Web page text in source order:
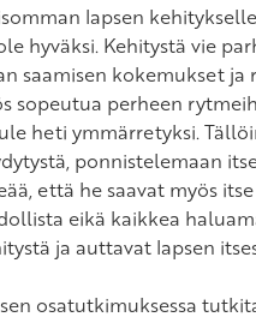
lapsen
hyväksi. Kehitystä vie
saamisen kokemukset
sopeutua perheen
heti ymmärretyksi.
ponnistelemaan
että he saavat myös
eikä kaikkea
ja auttavat lapsen
osatutkimuksessa